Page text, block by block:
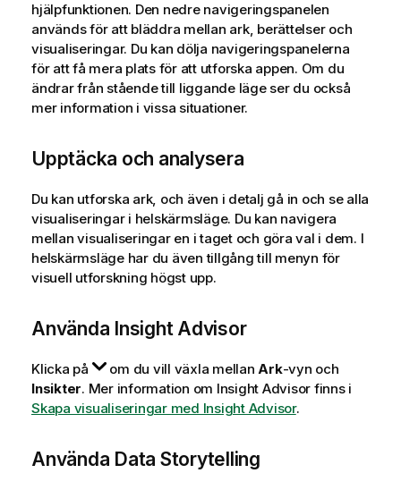
hjälpfunktionen. Den nedre navigeringspanelen
används för att bläddra mellan ark, berättelser och
visualiseringar. Du kan dölja navigeringspanelerna
för att få mera plats för att utforska appen. Om du
ändrar från stående till liggande läge ser du också
mer information i vissa situationer.
Upptäcka och analysera
Du kan utforska ark, och även i detalj gå in och se alla
visualiseringar i helskärmsläge. Du kan navigera
mellan visualiseringar en i taget och göra val i dem. I
helskärmsläge har du även tillgång till menyn för
visuell utforskning högst upp.
Använda Insight Advisor
Klicka på om du vill växla mellanArk-vyn och
Insikter. Mer information om Insight Advisor finns i
Skapa visualiseringar med Insight Advisor.
Använda Data Storytelling